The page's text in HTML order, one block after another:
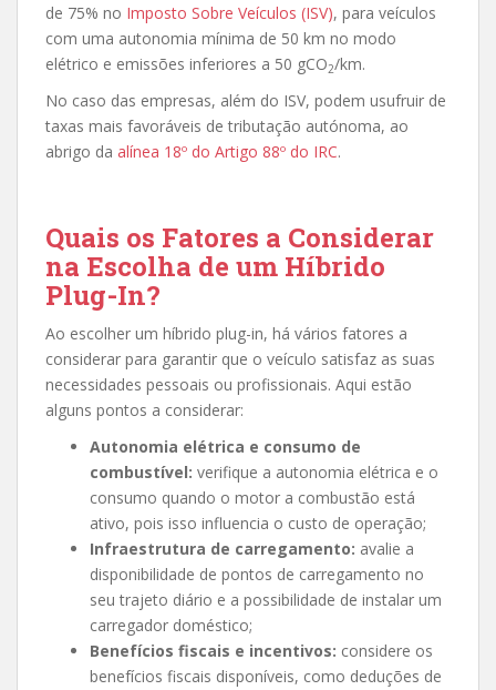
de 75% no Imposto Sobre Veículos (ISV), para veículos
com uma autonomia mínima de 50 km no modo
elétrico e emissões inferiores a 50 gCO2/km.
No caso das empresas, além do ISV, podem usufruir de
taxas mais favoráveis de tributação autónoma, ao
abrigo da alínea 18º do Artigo 88º do IRC.
Quais os Fatores a Considerar
na Escolha de um Híbrido
Plug-In?
Ao escolher um híbrido plug-in, há vários fatores a
considerar para garantir que o veículo satisfaz as suas
necessidades pessoais ou profissionais. Aqui estão
alguns pontos a considerar:
Autonomia elétrica e consumo de
combustível: verifique a autonomia elétrica e o
consumo quando o motor a combustão está
ativo, pois isso influencia o custo de operação;
Infraestrutura de carregamento: avalie a
disponibilidade de pontos de carregamento no
seu trajeto diário e a possibilidade de instalar um
carregador doméstico;
Benefícios fiscais e incentivos: considere os
benefícios fiscais disponíveis, como deduções de